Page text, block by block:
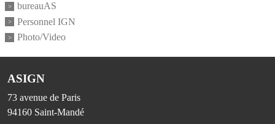
bureauAS
Personnel IGN
Photo/Video
ASIGN
73 avenue de Paris
94160 Saint-Mandé